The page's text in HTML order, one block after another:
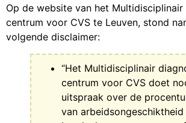
Op de website van het
centrum voor CVS te Leuven, stond
volgende disclaimer:
“Het Multidisciplinair
centrum voor CVS doet
uitspraak over de
van